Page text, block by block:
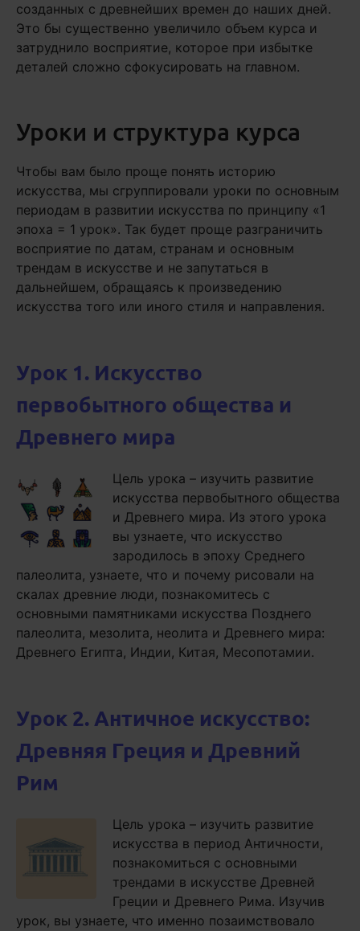
созданных с древнейших времен до наших дней.
Это бы существенно увеличило объем курса и
затруднило восприятие, которое при избытке
деталей сложно сфокусировать на главном.
Уроки и структура курса
Чтобы вам было проще понять историю
искусства, мы сгруппировали уроки по основным
периодам в развитии искусства по принципу «1
эпоха = 1 урок». Так будет проще разграничить
восприятие по датам, странам и основным
трендам в искусстве и не запутаться в
дальнейшем, обращаясь к произведению
искусства того или иного стиля и направления.
Урок 1. Искусство
первобытного общества и
Древнего мира
Цель урока – изучить развитие
искусства первобытного общества
и Древнего мира. Из этого урока
вы узнаете, что искусство
зародилось в эпоху Среднего
палеолита, узнаете, что и почему рисовали на
скалах древние люди, познакомитесь с
основными памятниками искусства Позднего
палеолита, мезолита, неолита и Древнего мира:
Древнего Египта, Индии, Китая, Месопотамии.
Урок 2. Античное искусство:
Древняя Греция и Древний
Рим
Цель урока – изучить развитие
искусства в период Античности,
познакомиться с основными
трендами в искусстве Древней
Греции и Древнего Рима. Изучив
урок, вы узнаете, что именно позаимствовало